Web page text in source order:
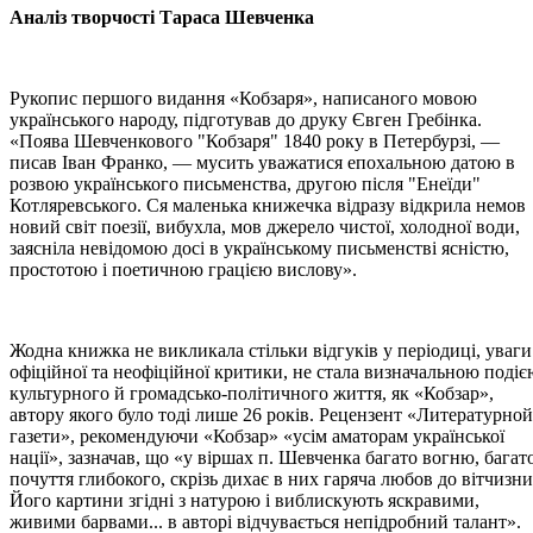
Аналіз творчості Тараса Шевченка
Рукопис першого видання «Кобзаря», написаного мовою
українського народу, підготував до друку Євген Гребінка.
«Поява Шевченкового "Кобзаря" 1840 року в Петербурзі, —
писав Іван Франко, — мусить уважатися епохальною датою в
розвою українського письменства, другою після "Енеїди"
Котляревського. Ся маленька книжечка відразу відкрила немов
новий світ поезії, вибухла, мов джерело чистої, холодної води,
заясніла невідомою досі в українському письменстві ясністю,
простотою і поетичною грацією вислову».
Жодна книжка не викликала стільки відгуків у періодиці, уваги
офіційної та неофіційної критики, не стала визначальною
культурного й громадсько-політичного життя, як «Кобзар»,
автору якого було тоді лише 26 років. Рецензент «Литературной
газети», рекомендуючи «Кобзар» «усім аматорам української
нації», зазначав, що «у віршах п. Шевченка багато вогню,
почуття глибокого, скрізь дихає в них гаряча любов до
Його картини згідні з натурою і виблискують яскравими,
живими барвами... в авторі відчувається непідробний талант».